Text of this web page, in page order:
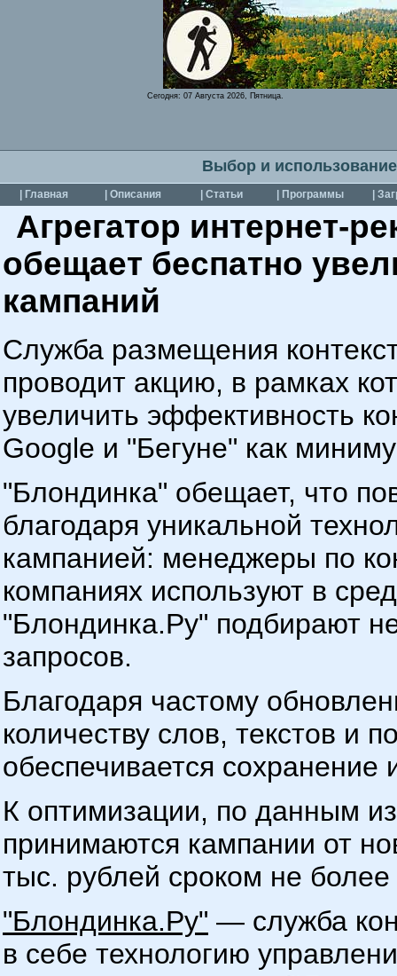
Сегодня: 07 Августа 2026, Пятница.
Выбор и
| Главная | Описания | Статьи | Программы |
Агрегатор интернет-
обещает беспатно
кампаний
Служба размещения
проводит акцию, в рамках
увеличить эффективность
Google и "Бегуне" как
"Блондинка" обещает, что
благодаря уникальной
кампанией: менеджеры по
компаниях используют в
"Блондинка.Ру" подбирают
запросов.
Благодаря частому
количеству слов, текстов и
обеспечивается
К оптимизации, по данным
принимаются кампании от
тыс. рублей сроком не
"Блондинка.Ру" — служба
в себе технологию